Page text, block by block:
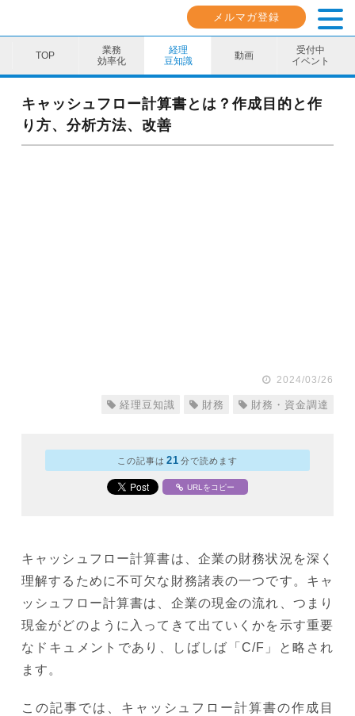
メルマガ登録
業務
効率化
経理
豆知識
動画
受付中
イベント
業務効率化
経理豆知識
キャッシュフロー計算書とは？作成目的と作
り方、分析方法、改善
2024/03/26
経理豆知識 財務 財務・資金調達
この記事は 21 分で読めます
URLをコピー
キャッシュフロー計算書は、企業の財務状況を深く
理解するために不可欠な財務諸表の一つです。キャ
ッシュフロー計算書は、企業の現金の流れ、つまり
現金がどのように入ってきて出ていくかを示す重要
なドキュメントであり、しばしば「C/F」と略され
ます。
この記事では、キャッシュフロー計算書の作成目